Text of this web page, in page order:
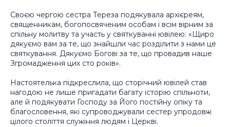
Своєю чергою сестра Тереза подякувала архієреям,
священникам, богопосвяченим особам і всім вірним за
спільну молитву та участь у святкуванні ювілею: «Щиро
дякуємо вам за те, що знайшли час розділити з нами це
святкування. Дякуємо Богові за те, що провадив наше
Згромадження цих сто років».
Настоятелька підкреслила, що сторічний ювілей став
нагодою не лише пригадати багату історію спільноти,
але й подякувати Господу за Його постійну опіку та
благословення, які супроводжували сестер упродовж
цілого століття служіння людям і Церкві.